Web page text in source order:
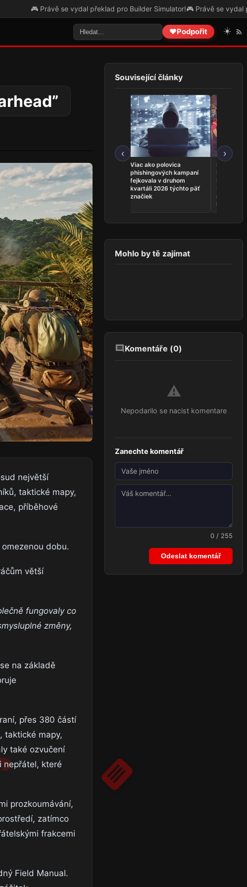
se vydal překlad pro Builder Simulator!🎮 Právě se vydal překlad pro
❤️Podpořit ☀️
největší
taktické mapy,
příběhové
dobu.
větší
fungovaly co
změny,
na základě
přes 380 částí
taktické mapy,
také ozvučení
nepřátel, které
prozkoumávání,
zatímco
frakcemi
Field Manual.
Související články
‹
HYPE uvádí Smalland:
Survive the Wilds pro
Switch 2!
Viac ako polovica
phishingových kampaní
fejkovala v druhom
kvartáli 2026 týchto päť
značiek
Double
Rise of
Switch.
nabídne
hry
›
Mohlo by tě zajímat
Komentáře (0)
⚠️
Nepodarilo se nacist komentare
Zanechte komentář
0 / 255
Odeslat komentář